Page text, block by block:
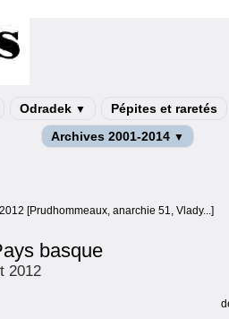
Odradek ▼ Pépites et raretés
Archives 2001-2014 ▼
2012 [Prudhommeaux, anarchie 51, Vlady...]
basque
2012